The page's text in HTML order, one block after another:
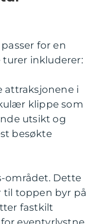
for en
inkluderer:
attraksjonene i
klippe som
utsikt og
besøkte
området. Dette
til toppen byr på
fastkilt